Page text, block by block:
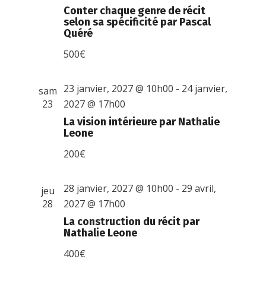
Conter chaque genre de récit
selon sa spécificité par Pascal
Quéré
500€
sam
23
La vision intérieure par Nathalie
Leone
23 janvier, 2027 @ 10h00 - 24 janvier,
2027 @ 17h00
200€
jeu
28
La construction du récit par
Nathalie Leone
28 janvier, 2027 @ 10h00 - 29 avril,
2027 @ 17h00
400€